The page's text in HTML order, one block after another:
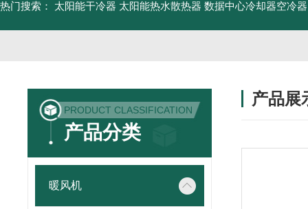
热门搜索： 太阳能干冷器 太阳能热水散热器 数据中心冷却器空冷器
PRODUCT CLASSIFICATION
产品分类
暖风机
产品展